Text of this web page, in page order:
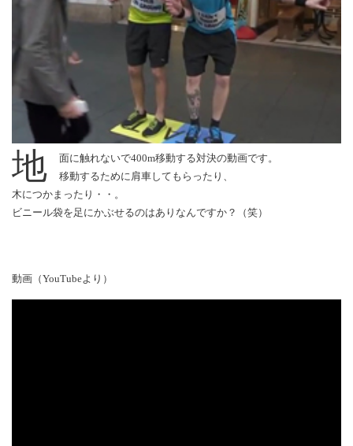
地
面に触れないで400m移動する対決の動画です。
移動するために肩車してもらったり、
木につかまったり・・。
ビニール袋を足にかぶせるのはありなんですか？（笑）
動画（YouTubeより）